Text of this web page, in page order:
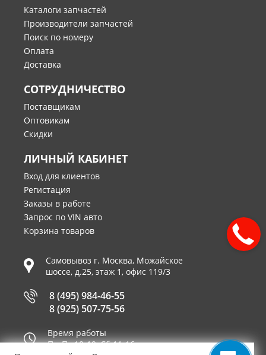
Каталоги запчастей
Производители запчастей
Поиск по номеру
Оплата
Доставка
СОТРУДНИЧЕСТВО
Поставщикам
Оптовикам
Скидки
ЛИЧНЫЙ КАБИНЕТ
Вход для клиентов
Регистация
Заказы в работе
Запрос по VIN авто
Корзина товаров
Самовывоз г. Москва, Можайское
шоссе, д.25, этаж 1, офис 119/3
8 (495) 984-46-55
8 (925) 507-75-56
Время работы
Пн-Пт 10-19, Сб 11-16